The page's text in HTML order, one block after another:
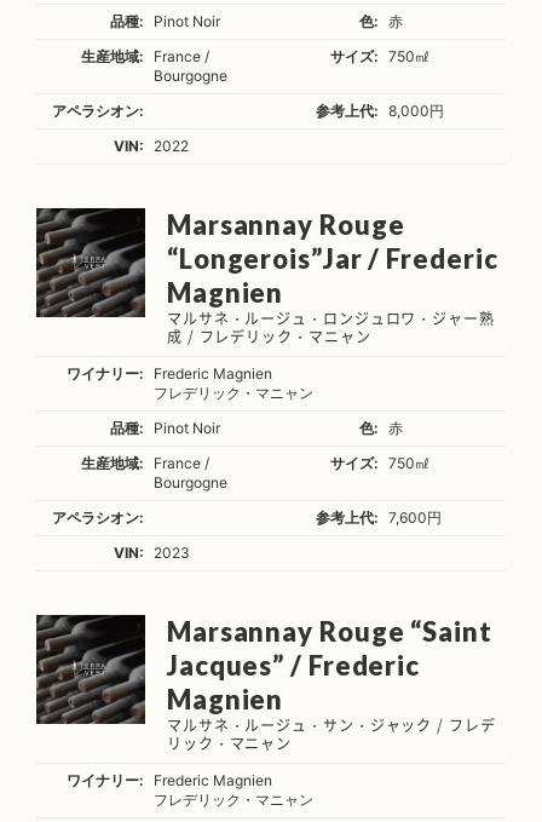
品種: Pinot Noir 色:
赤
生産地域:
France /
Bourgogne
サイズ: 750㎖
アペラシオン: 参考上代:
8,000円
VIN:
2022
Marsannay Rouge
“Longerois”Jar / Frederic
Magnien
マルサネ・ルージュ・ロンジュロワ・ジャー熟
成 / フレデリック・マニャン
ワイナリー:
Frederic Magnien
フレデリック・マニャン
品種:
Pinot Noir 色:
赤
生産地域:
France /
Bourgogne
サイズ: 750㎖
アペラシオン: 参考上代:
7,600円
VIN:
2023
Marsannay Rouge “Saint
Jacques” / Frederic
Magnien
マルサネ・ルージュ・サン・ジャック / フレデ
リック・マニャン
ワイナリー:
Frederic Magnien
フレデリック・マニャン